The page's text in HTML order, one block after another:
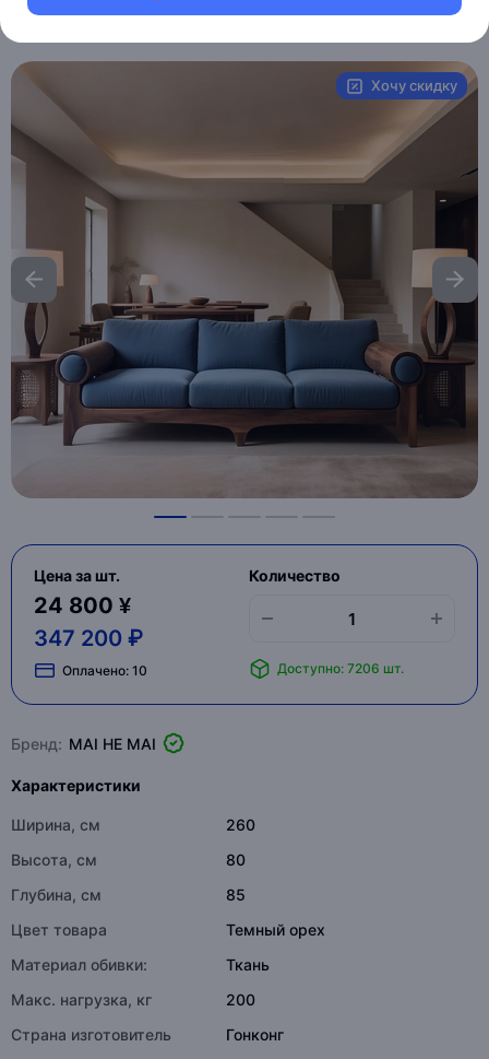
Хочу скидку
Цена за шт.
24 800 ¥
347 200 ₽
Оплачено: 10
Количество
Доступно: 7206 шт.
Бренд: MAI HE MAI
Характеристики
Ширина, см
260
Высота, см
80
Глубина, см
85
Цвет товара
Темный орех
Материал обивки:
Ткань
Макс. нагрузка, кг
200
Страна изготовитель
Гонконг